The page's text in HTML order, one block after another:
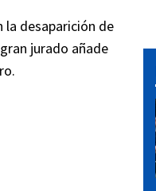
la desaparición de
jurado añade